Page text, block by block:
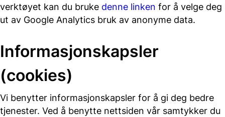
verktøyet kan du bruke denne linken for å velge deg
ut av Google Analytics bruk av anonyme data.
Informasjonskapsler
(cookies)
Vi benytter informasjonskapsler for å gi deg bedre
tjenester. Ved å benytte nettsiden vår samtykker du